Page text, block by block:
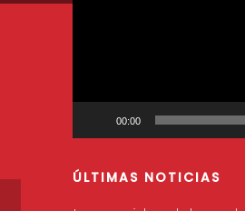
00:00
ÚLTIMAS NOTICIAS